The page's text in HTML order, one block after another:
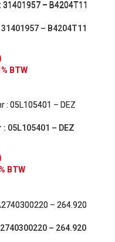
– B4204T11
BTW
05L105401 – DEZ
BTW
– 264.920